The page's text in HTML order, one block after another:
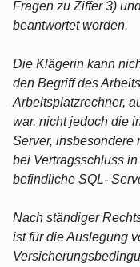
Fragen zu Ziffer 3)
beantwortet worden.
Die Klägerin kann
den Begriff des
Arbeitsplatzrechner,
war, nicht jedoch die
Server, insbesondere
bei Vertragsschluss
befindliche SQL-
Nach ständiger
ist für die Auslegung